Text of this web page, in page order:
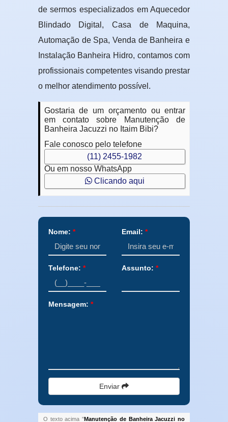
de sermos especializados em Aquecedor
Blindado Digital, Casa de Maquina,
Automação de Spa, Venda de Banheira e
Instalação Banheira Hidro, contamos com
profissionais competentes visando prestar
o melhor atendimento possível.
Gostaria de um orçamento ou entrar
em contato sobre Manutenção de
Banheira Jacuzzi no Itaim Bibi?
Fale conosco pelo telefone
(11) 2455-1982
Ou em nosso WhatsApp
Clicando aqui
Nome: * Email: *
Telefone: * Assunto: *
Mensagem: *
Enviar
O texto acima "Manutenção de Banheira Jacuzzi no